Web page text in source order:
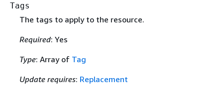
Tags
The tags to apply to the resource.
Required: Yes
Type: Array of Tag
Update requires: Replacement